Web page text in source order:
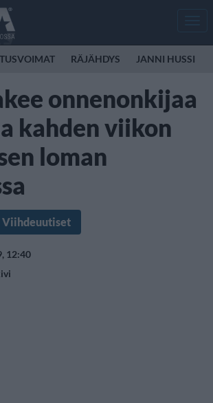
RÄJÄHDYS JANNI HUSSI
onnenonkijaa
kahden viikon
loman
Viihdeuutiset
12:40